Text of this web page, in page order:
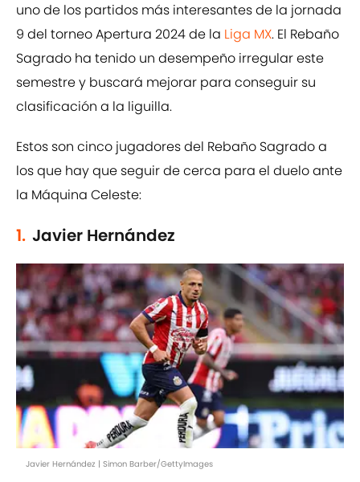
uno de los partidos más interesantes de la jornada
9 del torneo Apertura 2024 de la Liga MX. El Rebaño
Sagrado ha tenido un desempeño irregular este
semestre y buscará mejorar para conseguir su
clasificación a la liguilla.
Estos son cinco jugadores del Rebaño Sagrado a
los que hay que seguir de cerca para el duelo ante
la Máquina Celeste:
1. Javier Hernández
Javier Hernández | Simon Barber/GettyImages